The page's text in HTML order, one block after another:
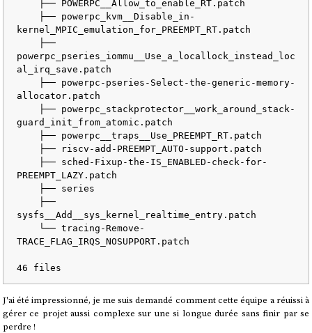
kernel_MPIC_emulation_for_PREEMPT_RT.patch
powerpc_pseries_iommu__Use_a_locallock_instead_loc
al_irq_save.patch
allocator.patch
guard_init_from_atomic.patch
PREEMPT_LAZY.patch
sysfs__Add__sys_kernel_realtime_entry.patch
TRACE_FLAG_IRQS_NOSUPPORT.patch
J'ai été impressionné, je me suis demandé comment cette équipe a réuissi à
gérer ce projet aussi complexe sur une si longue durée sans finir par se
perdre !